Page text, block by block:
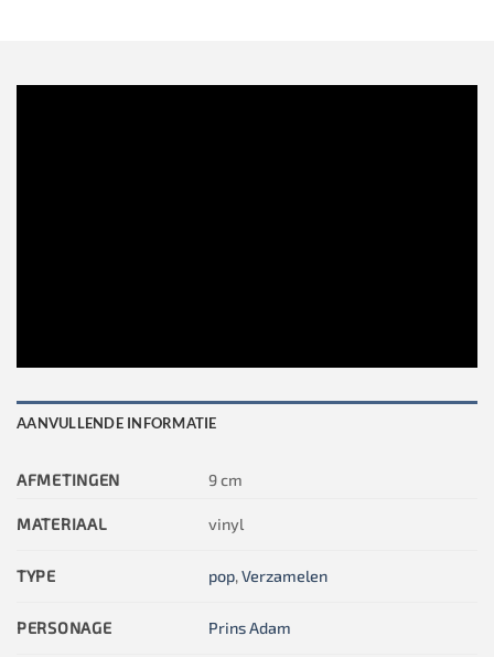
AANVULLENDE INFORMATIE
AFMETINGEN 9 cm
MATERIAAL vinyl
TYPE pop,Verzamelen
PERSONAGE Prins Adam